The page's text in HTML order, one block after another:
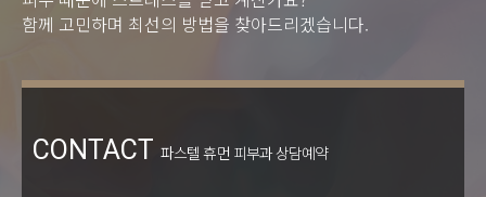
함께 고민하며 최선의 방법을 찾아드리겠습니다.
CONTACT 파스텔 휴먼 피부과 상담예약